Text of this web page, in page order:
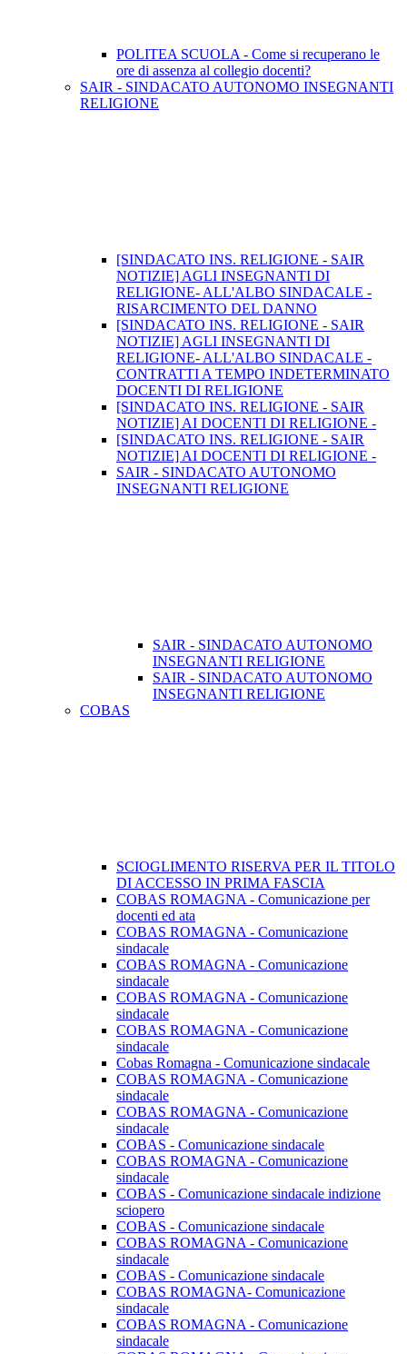
POLITEA SCUOLA - Come si recuperano le
ore di assenza al collegio docenti?
SAIR - SINDACATO AUTONOMO INSEGNANTI
RELIGIONE
[SINDACATO INS. RELIGIONE - SAIR
NOTIZIE] AGLI INSEGNANTI DI
RELIGIONE- ALL'ALBO SINDACALE -
RISARCIMENTO DEL DANNO
[SINDACATO INS. RELIGIONE - SAIR
NOTIZIE] AGLI INSEGNANTI DI
RELIGIONE- ALL'ALBO SINDACALE -
CONTRATTI A TEMPO INDETERMINATO
DOCENTI DI RELIGIONE
[SINDACATO INS. RELIGIONE - SAIR
NOTIZIE] AI DOCENTI DI RELIGIONE -
[SINDACATO INS. RELIGIONE - SAIR
NOTIZIE] AI DOCENTI DI RELIGIONE -
SAIR - SINDACATO AUTONOMO
INSEGNANTI RELIGIONE
SAIR - SINDACATO AUTONOMO
INSEGNANTI RELIGIONE
SAIR - SINDACATO AUTONOMO
INSEGNANTI RELIGIONE
COBAS
SCIOGLIMENTO RISERVA PER IL TITOLO
DI ACCESSO IN PRIMA FASCIA
COBAS ROMAGNA - Comunicazione per
docenti ed ata
COBAS ROMAGNA - Comunicazione
sindacale
COBAS ROMAGNA - Comunicazione
sindacale
COBAS ROMAGNA - Comunicazione
sindacale
COBAS ROMAGNA - Comunicazione
sindacale
Cobas Romagna - Comunicazione sindacale
COBAS ROMAGNA - Comunicazione
sindacale
COBAS ROMAGNA - Comunicazione
sindacale
COBAS - Comunicazione sindacale
COBAS ROMAGNA - Comunicazione
sindacale
COBAS - Comunicazione sindacale indizione
sciopero
COBAS - Comunicazione sindacale
COBAS ROMAGNA - Comunicazione
sindacale
COBAS - Comunicazione sindacale
COBAS ROMAGNA- Comunicazione
sindacale
COBAS ROMAGNA - Comunicazione
sindacale